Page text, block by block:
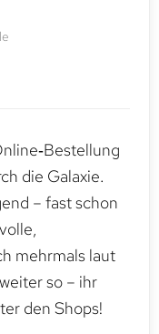
die Galaxie.
– fast schon
mehrmals laut
so – ihr
den Shops!